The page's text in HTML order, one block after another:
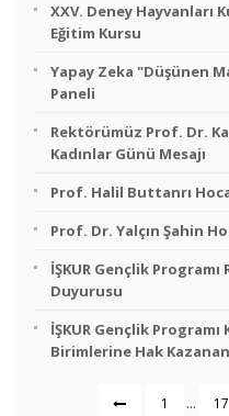
XXV. Deney Hayvanları
Eğitim Kursu
Yapay Zeka "Düşünen
Paneli
Rektörümüz Prof. Dr.
Kadınlar Günü Mesajı
Prof. Halil Buttanrı
Prof. Dr. Yalçın Şahin
İŞKUR Gençlik
Duyurusu
İŞKUR Gençlik
Birimlerine Hak
1 ... 17